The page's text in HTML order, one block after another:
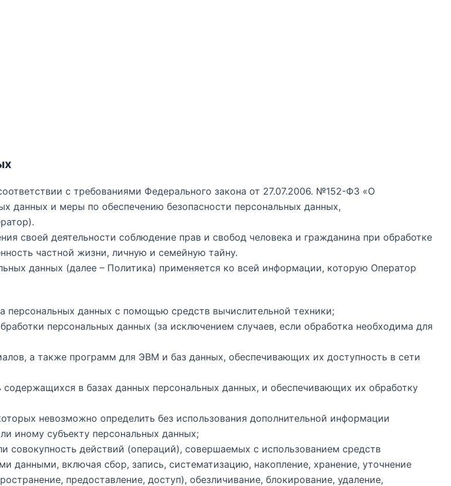
с требованиями Федерального закона от 27.07.2006. №152-ФЗ «О
данных и меры по обеспечению безопасности персональных данных,
своей деятельности соблюдение прав и свобод человека и гражданина при обработке
частной жизни, личную и семейную тайну.
данных (далее – Политика) применяется ко всей информации, которую Оператор
персональных данных с помощью средств вычислительной техники;
персональных данных (за исключением случаев, если обработка необходима для
а также программ для ЭВМ и баз данных, обеспечивающих их доступность в сети
в базах данных персональных данных, и обеспечивающих их обработку
невозможно определить без использования дополнительной информации
иному субъекту персональных данных;
совокупность действий (операций), совершаемых с использованием средств
данными, включая сбор, запись, систематизацию, накопление, хранение, уточнение
предоставление, доступ), обезличивание, блокирование, удаление,